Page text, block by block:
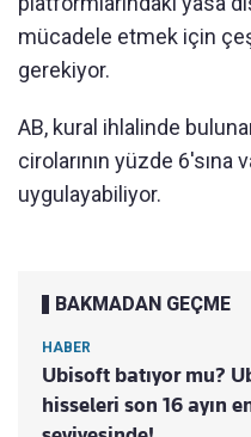
mücadele etmek için
gerekiyor.
AB, kural ihlalinde
cirolarının yüzde 6'sına
uygulayabiliyor.
BAKMADAN GEÇME
HABER
Ubisoft batıyor mu?
hisseleri son 16 ayın